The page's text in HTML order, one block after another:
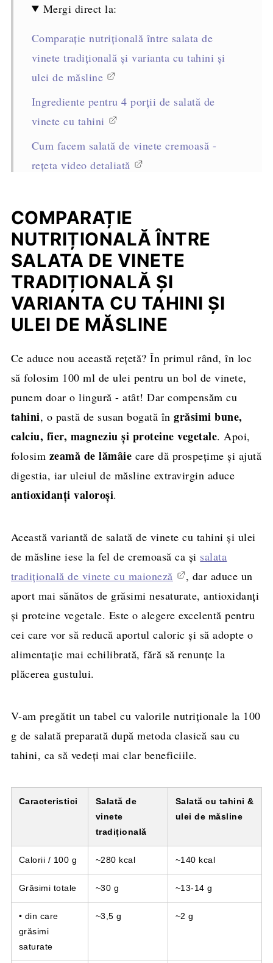
Mergi direct la:
Comparație nutrițională între salata de
vinete tradițională și varianta cu tahini și
ulei de măsline
Ingrediente pentru 4 porții de salată de
vinete cu tahini
Cum facem salată de vinete cremoasă -
rețeta video detaliată
fotografii)
Ce puteți înlocui în rețetă
Cum se servește
Cum se păstrează
Sfaturi profesioniste pentru reușita rețetei
Întrebări frecvente
Alte rețete cu vinete pe care să le încerci
Rețeta completă, cantități și mod de
preparare
💬 Ați încercat această salată de vinete
sănătoasă?
COMPARAȚIE
NUTRIȚIONALĂ ÎNTRE
SALATA DE VINETE
TRADIȚIONALĂ ȘI
VARIANTA CU TAHINI ȘI
ULEI DE MĂSLINE
Ce aduce nou această rețetă? În primul rând, în loc
să folosim 100 ml de ulei pentru un bol de vinete,
punem doar o lingură - atât! Dar compensăm cu
tahini, o pastă de susan bogată îngrăsimi bune,
calciu, fier, magneziu și proteine vegetale. Apoi,
folosim zeamă de lămâie care dă prospețime și ajută
digestia, iar uleiul de măsline extravirgin aduce
antioxidanți valoroși.
Această variantă de salată de vinete cu tahini și ulei
de măsline iese la fel de cremoasă ca și salata
tradițională de vinete cu maioneză
, dar aduce un
aport mai sănătos de grăsimi nesaturate, antioxidanți
și proteine vegetale. Este o alegere excelentă pentru
cei care vor să reducă aportul caloric și să adopte o
alimentație mai echilibrată, fără să renunțe la
plăcerea gustului.
V-am pregătit un tabel cu valorile nutriționale la 100
g de salată preparată după metoda clasică sau cu
tahini, ca să vedeți mai clar beneficiile.
Caracteristici
Salată de
vinete
tradițională
Salată cu tahini &
ulei de măsline
Calorii / 100 g ~280 kcal ~140 kcal
Grăsimi totale ~30 g ~13-14 g
• din care
grăsimi
saturate
~3,5 g ~2 g